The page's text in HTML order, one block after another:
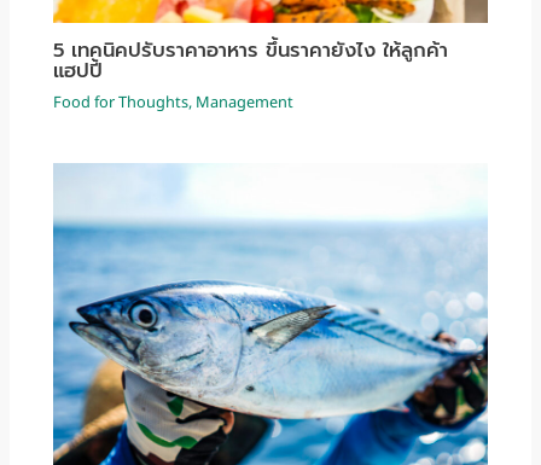
5 เทคนิคปรับราคาอาหาร ขึ้นราคายังไง ให้ลูกค้า
แฮปปี้
Food for Thoughts, Management